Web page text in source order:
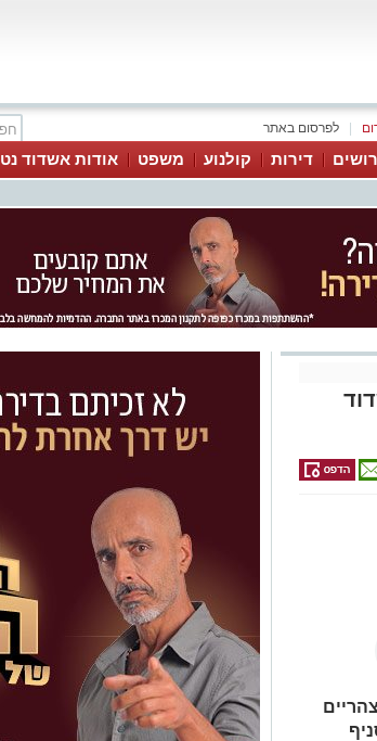
לפרסום באתר
דירות קולנוע משפט אודות אשדוד נט
נט - ביום שלישי השבוע, בשעה 12:00 בצהריים